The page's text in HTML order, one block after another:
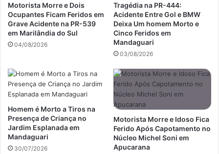
Motorista Morre e Dois
Ocupantes Ficam Feridos em
Grave Acidente na PR-539
em Marilândia do Sul
04/08/2026
Tragédia na PR-444:
Acidente Entre Gol e BMW
Deixa Um homem Morto e
Cinco Feridos em
Mandaguari
03/08/2026
Homem é Morto a Tiros na
Presença de Criança no
Jardim Esplanada em
Mandaguari
30/07/2026
Motorista Morre e Idoso Fica
Ferido Após Capotamento no
Núcleo Michel Soni em
Apucarana